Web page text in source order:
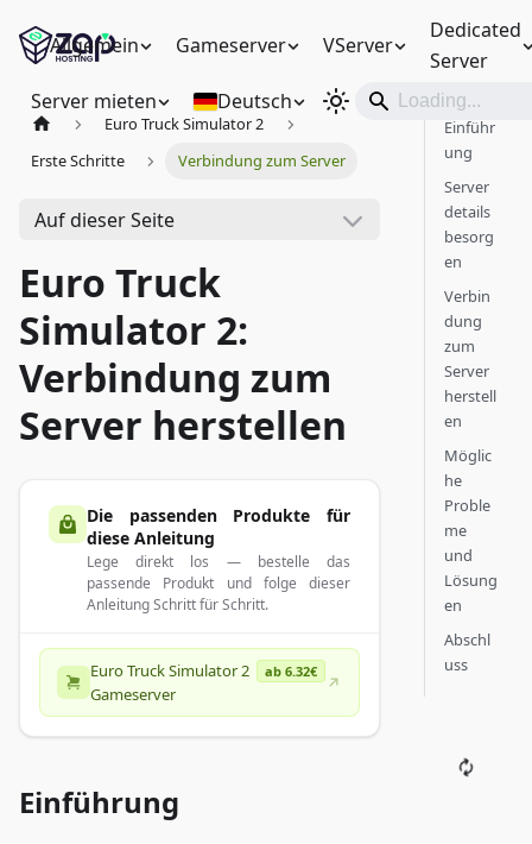
Allgemein Gameserver VServer
Dedicated
Server
Server mieten
Deutsch
Euro Truck Simulator 2
Erste Schritte
Verbindung zum Server
Auf dieser Seite
Euro Truck
Simulator 2:
Verbindung zum
Server herstellen
Die passenden Produkte für
diese Anleitung
Lege direkt los — bestelle das
passende Produkt und folge dieser
Anleitung Schritt für Schritt.
Euro Truck Simulator 2
Gameserver
ab 6.32€
Einführung
Einführ
ung
Server
details
besorg
en
Verbin
dung
zum
Server
herstell
en
Möglic
he
Proble
me
und
Lösung
en
Abschl
uss